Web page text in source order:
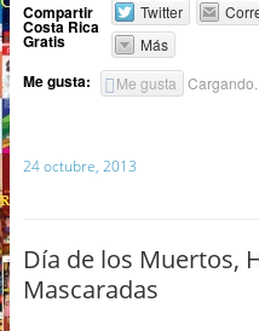
Compartir
Costa Rica
Gratis
Twitter
Más
Me gusta: Me gusta Cargando...
24 octubre, 2013
Día de los Muertos,
Mascaradas